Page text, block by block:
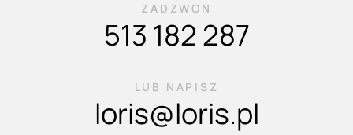
ZADZWOŃ
513 182 287
LUB NAPISZ
loris@loris.pl